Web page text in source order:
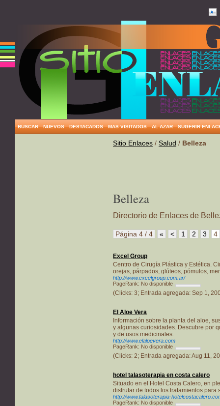
BUSCAR NUEVOS DESTACADOS MAS VISITADOS AL AZAR SUGERIR
Sitio Enlaces / Salud / Belleza
Belleza
Directorio de Enlaces de
Página 4 / 4 « < 1 2 3 4
Excel Group
Centro de Cirugía Plástica y Estética.
orejas, párpados, glúteos, pómulos,
http://www.excelgroup.com.ar/
PageRank: No disponible
(Clicks: 3; Entrada agregada: Sep 1,
El Aloe Vera
Información sobre la planta del aloe,
y algunas curiosidades. Descubre por
y de usos medicinales.
http://www.elaloevera.com
PageRank: No disponible
(Clicks: 2; Entrada agregada: Aug 11,
hotel talasoterapia en costa calero
Situado en el Hotel Costa Calero, en
disfrutar de todos los tratamientos para
http://www.talasoterapia-
PageRank: No disponible